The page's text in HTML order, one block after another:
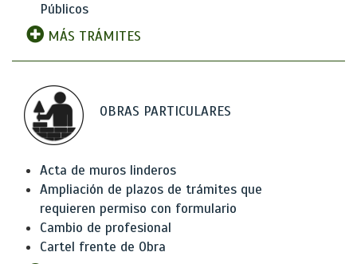
Públicos
MÁS TRÁMITES
OBRAS PARTICULARES
Acta de muros linderos
Ampliación de plazos de trámites que
requieren permiso con formulario
Cambio de profesional
Cartel frente de Obra